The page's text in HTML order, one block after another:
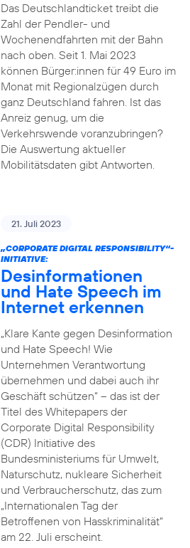
Das Deutschlandticket treibt die
Zahl der Pendler- und
Wochenendfahrten mit der Bahn
nach oben. Seit 1. Mai 2023
können Bürger:innen für 49 Euro im
Monat mit Regionalzügen durch
ganz Deutschland fahren. Ist das
Anreiz genug, um die
Verkehrswende voranzubringen?
Die Auswertung aktueller
Mobilitätsdaten gibt Antworten.
21. Juli 2023
„CORPORATE DIGITAL RESPONSIBILITY“-
INITIATIVE:
Desinformationen
und Hate Speech im
Internet erkennen
„Klare Kante gegen Desinformation
und Hate Speech! Wie
Unternehmen Verantwortung
übernehmen und dabei auch ihr
Geschäft schützen“ – das ist der
Titel des Whitepapers der
Corporate Digital Responsibility
(CDR) Initiative des
Bundesministeriums für Umwelt,
Naturschutz, nukleare Sicherheit
und Verbraucherschutz, das zum
„Internationalen Tag der
Betroffenen von Hasskriminalität“
am 22. Juli erscheint.